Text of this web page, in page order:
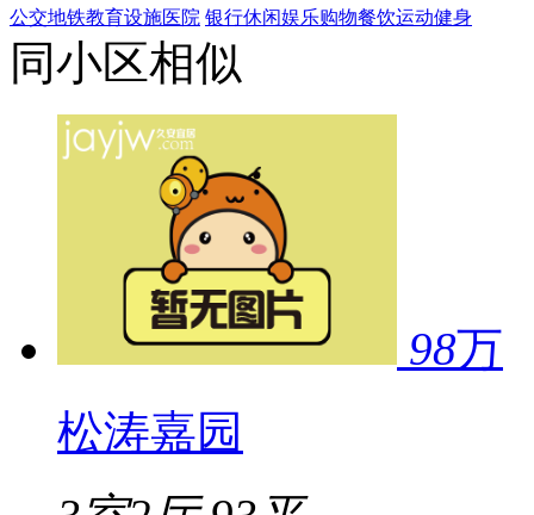
公交地铁教育设施医院 银行休闲娱乐购物餐饮运动健身
同小区相似
98万
松涛嘉园